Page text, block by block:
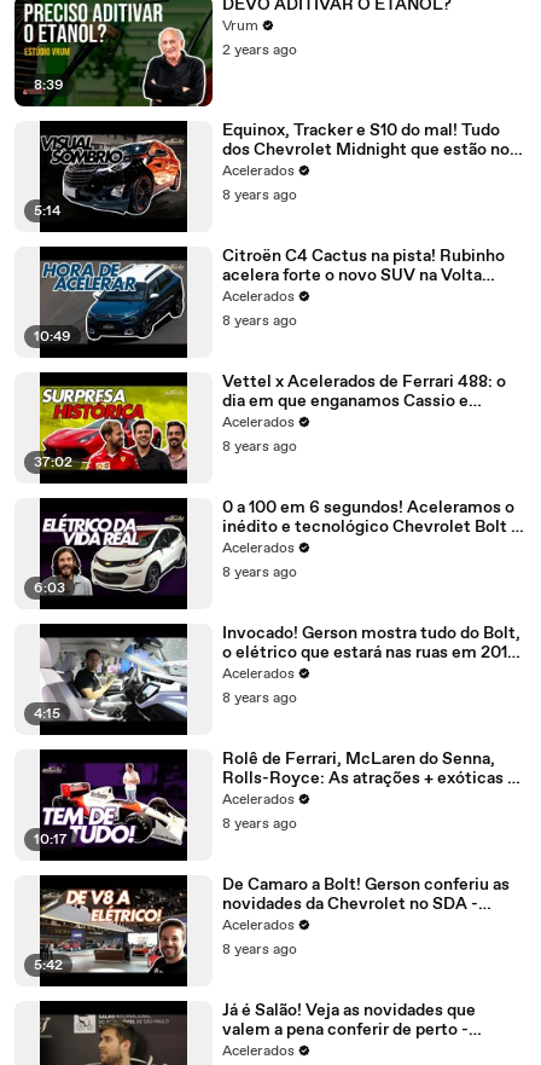
8:39
DEVO ADITIVAR O ETANOL?
Vrum
2 years ago
5:14
Equinox, Tracker e S10 do mal! Tudo
dos Chevrolet Midnight que estão no
Salão - AceleradosNoSalão #5
Acelerados
8 years ago
10:49
Citroën C4 Cactus na pista! Rubinho
acelera forte o novo SUV na Volta
Rápida #158 | Acelerados
Acelerados
8 years ago
37:02
Vettel x Acelerados de Ferrari 488: o
dia em que enganamos Cassio e
Gerson - Especial #223 by Shell
Acelerados
8 years ago
6:03
0 a 100 em 6 segundos! Aceleramos o
inédito e tecnológico Chevrolet Bolt -
AceleradosNoSalão#4
Acelerados
8 years ago
4:15
Invocado! Gerson mostra tudo do Bolt,
o elétrico que estará nas ruas em 2019
- AceleradosNoSalão #3
Acelerados
8 years ago
10:17
Rolê de Ferrari, McLaren do Senna,
Rolls-Royce: As atrações + exóticas do
Salão! AceleradosNoSalão#2
Acelerados
8 years ago
5:42
De Camaro a Bolt! Gerson conferiu as
novidades da Chevrolet no SDA -
AceleradosNoSalão #1
Acelerados
8 years ago
Já é Salão! Veja as novidades que
valem a pena conferir de perto -
AceleDebate #19 Especial SDA
Acelerados